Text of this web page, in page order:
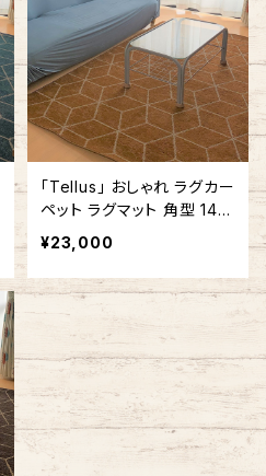
「Tellus」 おしゃれ ラグカー
ペット ラグマット 角型 140
cm x 200cm 幾何学 ライ
トブラウン #130
¥23,000